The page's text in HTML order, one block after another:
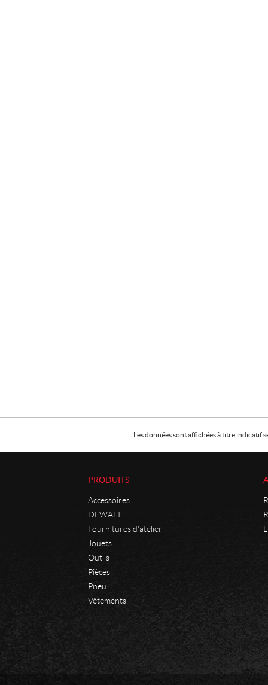
Les données sont affichées à titre indicatif
PRODUITS
Accessoires
DEWALT
Fournitures d'atelier
Jouets
Outils
Pièces
Pneu
Vêtements